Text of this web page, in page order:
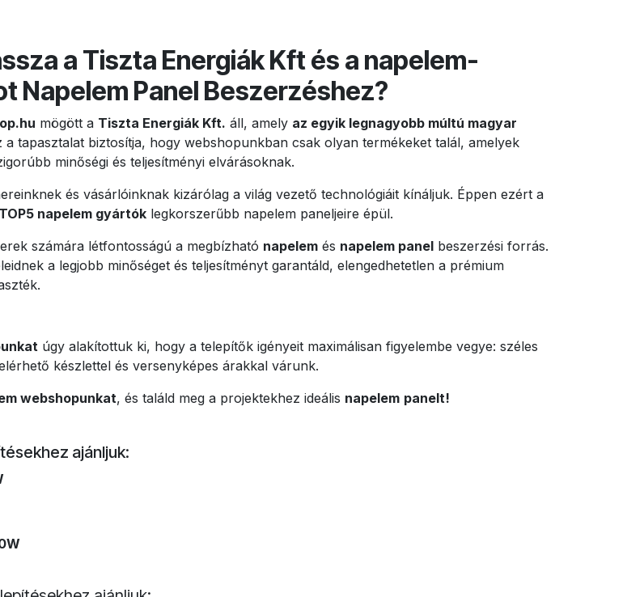
a Tiszta Energiák Kft és a napelem-
Napelem Panel Beszerzéshez?
mögött a Tiszta Energiák Kft. áll, amely az egyik legnagyobb múltú magyar
a tapasztalat biztosítja, hogy webshopunkban csak olyan termékeket talál, amelyek
minőségi és teljesítményi elvárásoknak.
és vásárlóinknak kizárólag a világ vezető technológiáit kínáljuk. Éppen ezért a
TOP5 napelem gyártók legkorszerűbb napelem paneljeire épül.
számára létfontosságú a megbízható napelem és napelem panel beszerzési forrás.
a legjobb minőséget és teljesítményt garantáld, elengedhetetlen a prémium
úgy alakítottuk ki, hogy a telepítők igényeit maximálisan figyelembe vegye: széles
készlettel és versenyképes árakkal várunk.
webshopunkat, és találd meg a projektekhez ideális napelem panelt!
ajánljuk: